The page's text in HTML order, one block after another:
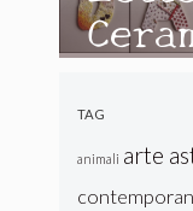
TAG
animali arte